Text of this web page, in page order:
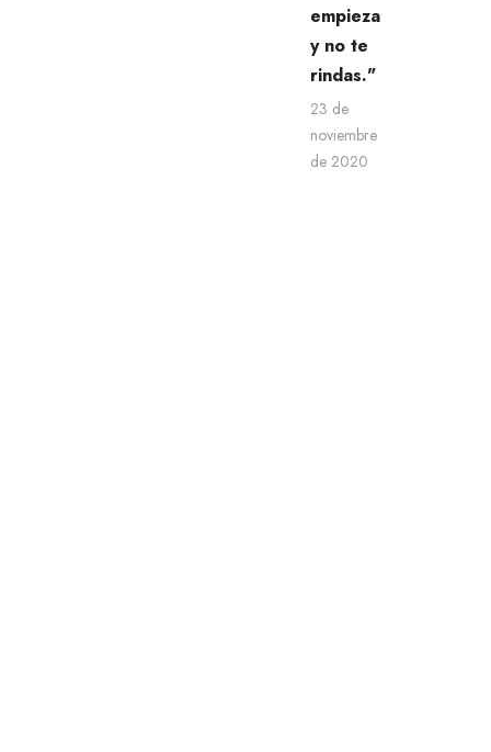
empieza
y no te
rindas."
23 de
noviembre
de 2020